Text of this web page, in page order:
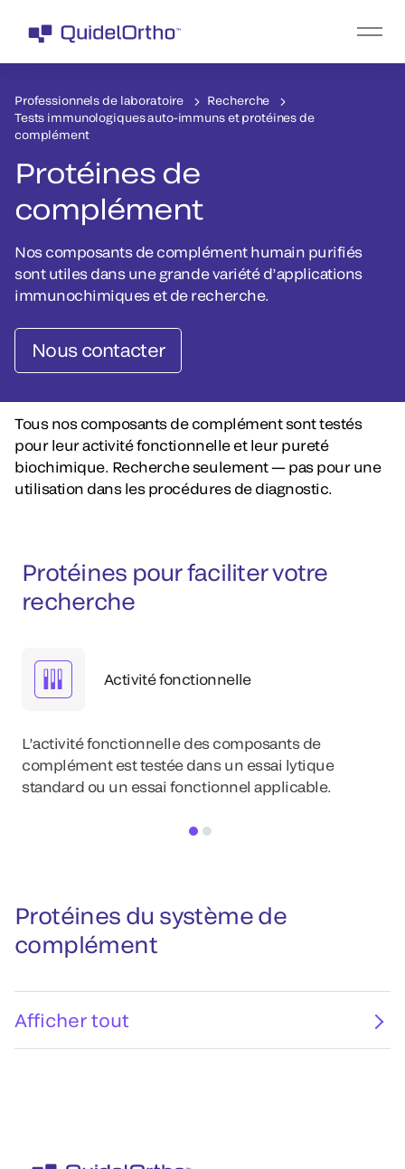
Professionnels de laboratoire
Recherche
Tests immunologiques auto-immuns et protéines de
complément
Protéines de
complément
Nos composants de complément humain purifiés
sont utiles dans une grande variété d’applications
immunochimiques et de recherche.
Nous contacter
Tous nos composants de complément sont testés
pour leur activité fonctionnelle et leur pureté
biochimique. Recherche seulement — pas pour une
utilisation dans les procédures de diagnostic.
Protéines pour faciliter votre
recherche
Activité fonctionnelle
L’activité fonctionnelle des composants de
complément est testée dans un essai lytique
standard ou un essai fonctionnel applicable.
Protéines du système de
complément
Afficher tout